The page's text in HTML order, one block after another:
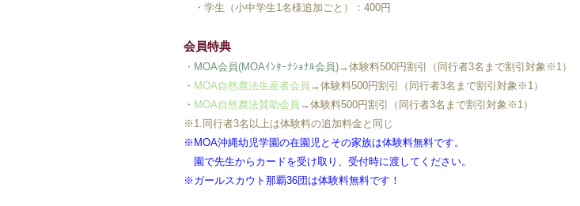
・学生（小中学生1名様追加ごと）：400円
会員特典
・ MOA会員(MOAｲﾝﾀｰﾅｼｮﾅﾙ会員)→体験料500円割引（同行者3名まで割引対象※1）
・ MOA自然農法生産者会員 →体験料500円割引（同行者3名まで割引対象※1）
・ MOA自然農法賛助会員 →体験料500円割引（同行者3名まで割引対象※1）
※1.同行者3名以上は体験料の追加料金と同じ
※ MOA沖縄幼児学園の在園児とその家族は体験料無料です。
園で先生からカードを受け取り、受付時に渡してください。
※ガールスカウト那覇36団は体験料無料です！